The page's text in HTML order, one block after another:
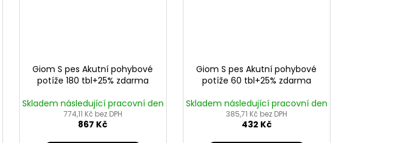
Giom S pes Akutní pohybové
potíže 180 tbl+25% zdarma
Skladem následující pracovní den
774,11 Kč bez DPH
867 Kč
Giom S pes Akutní pohybové
potíže 60 tbl+25% zdarma
Skladem následující pracovní den
385,71 Kč bez DPH
432 Kč